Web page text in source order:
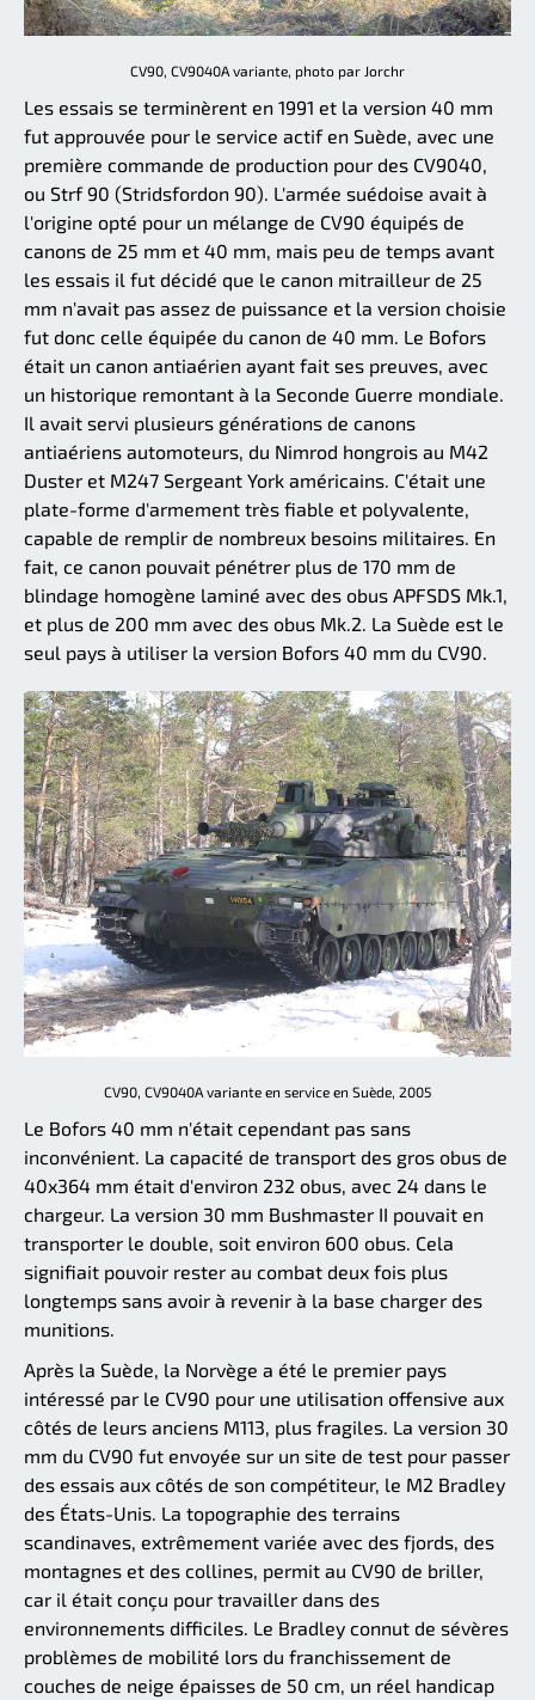
CV90, CV9040A variante, photo par Jorchr
Les essais se terminèrent en 1991 et la version 40 mm
fut approuvée pour le service actif en Suède, avec une
première commande de production pour des CV9040,
ou Strf 90 (Stridsfordon 90). L'armée suédoise avait à
l'origine opté pour un mélange de CV90 équipés de
canons de 25 mm et 40 mm, mais peu de temps avant
les essais il fut décidé que le canon mitrailleur de 25
mm n'avait pas assez de puissance et la version choisie
fut donc celle équipée du canon de 40 mm. Le Bofors
était un canon antiaérien ayant fait ses preuves, avec
un historique remontant à la Seconde Guerre mondiale.
Il avait servi plusieurs générations de canons
antiaériens automoteurs, du Nimrod hongrois au M42
Duster et M247 Sergeant York américains. C'était une
plate-forme d'armement très fiable et polyvalente,
capable de remplir de nombreux besoins militaires. En
fait, ce canon pouvait pénétrer plus de 170 mm de
blindage homogène laminé avec des obus APFSDS Mk.1,
et plus de 200 mm avec des obus Mk.2. La Suède est le
seul pays à utiliser la version Bofors 40 mm du CV90.
CV90, CV9040A variante en service en Suède, 2005
Le Bofors 40 mm n'était cependant pas sans
inconvénient. La capacité de transport des gros obus de
40x364 mm était d'environ 232 obus, avec 24 dans le
chargeur. La version 30 mm Bushmaster II pouvait en
transporter le double, soit environ 600 obus. Cela
signifiait pouvoir rester au combat deux fois plus
longtemps sans avoir à revenir à la base charger des
munitions.
Après la Suède, la Norvège a été le premier pays
intéressé par le CV90 pour une utilisation offensive aux
côtés de leurs anciens M113, plus fragiles. La version 30
mm du CV90 fut envoyée sur un site de test pour passer
des essais aux côtés de son compétiteur, le M2 Bradley
des États-Unis. La topographie des terrains
scandinaves, extrêmement variée avec des fjords, des
montagnes et des collines, permit au CV90 de briller,
car il était conçu pour travailler dans des
environnements difficiles. Le Bradley connut de sévères
problèmes de mobilité lors du franchissement de
couches de neige épaisses de 50 cm, un réel handicap